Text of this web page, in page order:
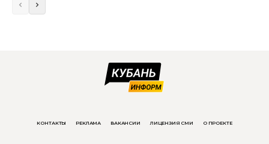
КОНТАКТЫ РЕКЛАМА ВАКАНСИИ ЛИЦЕНЗИЯ СМИ О ПРОЕКТЕ